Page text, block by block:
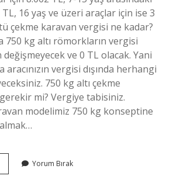
16 yaş ve üzeri araçlar için ise 3
çekme karavan vergisi ne kadar?
750 kg altı römorkların vergisi
ve 0 TL olacak. Yani
aracınızın vergisi dışında herhangi
750 kg altı çekme
mi? Vergiye tabisiniz.
modelimiz 750 kg konseptine
Yorum Bırak